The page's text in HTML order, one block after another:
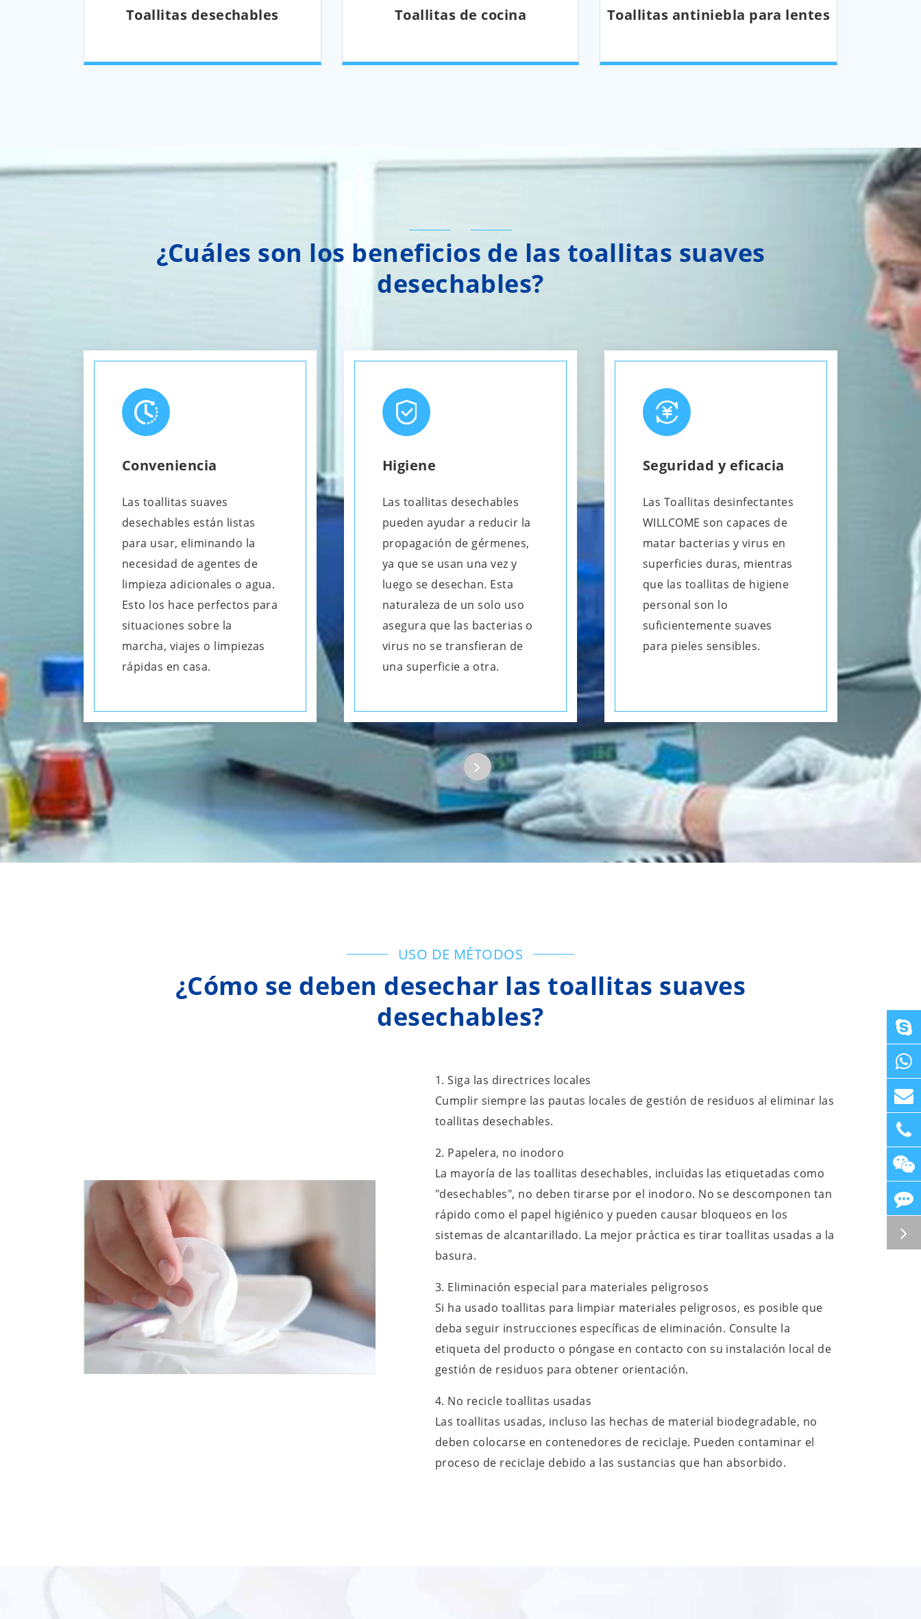
Toallitas desechables Toallitas de cocina Toallitas antiniebla para lentes
¿Cuáles son los beneficios de las toallitas suaves
desechables?
Conveniencia
Las toallitas suaves
desechables están listas
para usar, eliminando la
necesidad de agentes de
limpieza adicionales o agua.
Esto los hace perfectos para
situaciones sobre la
marcha, viajes o limpiezas
rápidas en casa.
Higiene
Las toallitas desechables
pueden ayudar a reducir la
propagación de gérmenes,
ya que se usan una vez y
luego se desechan. Esta
naturaleza de un solo uso
asegura que las bacterias o
virus no se transfieran de
una superficie a otra.
Seguridad y eficacia
Las Toallitas desinfectantes
WILLCOME son capaces de
matar bacterias y virus en
superficies duras, mientras
que las toallitas de higiene
personal son lo
suficientemente suaves
para pieles sensibles.
USO DE MÉTODOS
¿Cómo se deben desechar las toallitas suaves
desechables?
1. Siga las directrices locales
Cumplir siempre las pautas locales de gestión de residuos al eliminar las
toallitas desechables.
2. Papelera, no inodoro
La mayoría de las toallitas desechables, incluidas las etiquetadas como
"desechables", no deben tirarse por el inodoro. No se descomponen tan
rápido como el papel higiénico y pueden causar bloqueos en los
sistemas de alcantarillado. La mejor práctica es tirar toallitas usadas a la
basura.
3. Eliminación especial para materiales peligrosos
Si ha usado toallitas para limpiar materiales peligrosos, es posible que
deba seguir instrucciones específicas de eliminación. Consulte la
etiqueta del producto o póngase en contacto con su instalación local de
gestión de residuos para obtener orientación.
4. No recicle toallitas usadas
Las toallitas usadas, incluso las hechas de material biodegradable, no
deben colocarse en contenedores de reciclaje. Pueden contaminar el
proceso de reciclaje debido a las sustancias que han absorbido.